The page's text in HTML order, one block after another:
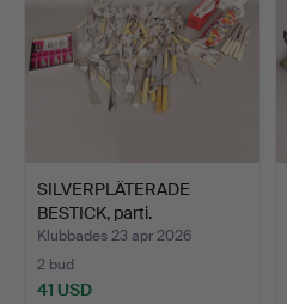
SILVERPLÄTERADE
BESTICK, parti.
Klubbades 23 apr 2026
2 bud
41 USD